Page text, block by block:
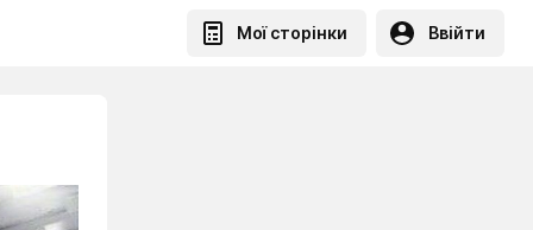
Мої сторінки Ввійти